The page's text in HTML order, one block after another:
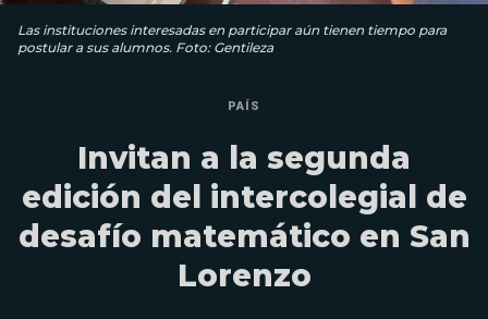
Las instituciones interesadas en participar aún tienen tiempo para
postular a sus alumnos. Foto: Gentileza
PAÍS
Invitan a la segunda
edición del intercolegial de
desafío matemático en San
Lorenzo